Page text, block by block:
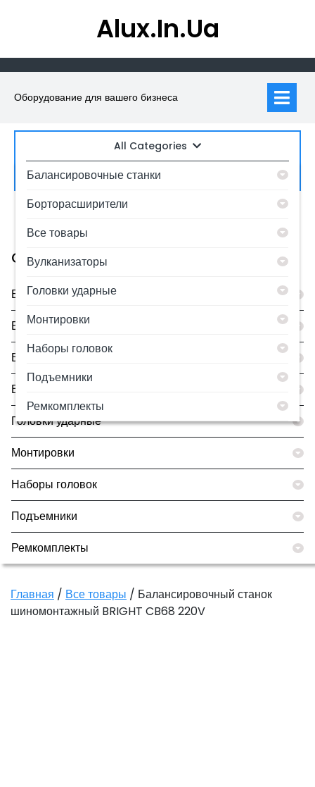
Alux.in.ua
Оборудование для вашего бизнеса
All Categories
Балансировочные станки
Борторасширители
Все товары
Вулканизаторы
Головки ударные
Монтировки
Наборы головок
Подъемники
Ремкомплекты
Искать:
Category
Балансировочные станки
Борторасширители
Все товары
Вулканизаторы
Головки ударные
Монтировки
Наборы головок
Подъемники
Ремкомплекты
Главная / Все товары / Балансировочный станок
шиномонтажный BRIGHT CB68 220V